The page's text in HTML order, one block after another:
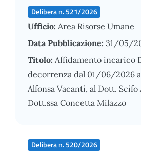
Delibera n. 521/2026
Ufficio: Area Risorse Umane
Data Pubblicazione: 31/05/
Titolo: Affidamento incarico
decorrenza dal 01/06/2026
Alfonsa Vacanti, al Dott. Scifo
Dott.ssa Concetta Milazzo
Delibera n. 520/2026